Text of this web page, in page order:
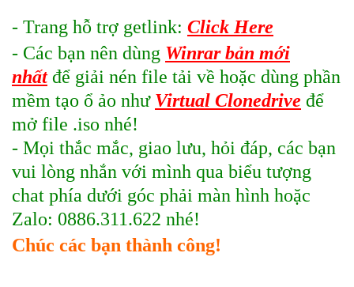
- Trang hỗ trợ getlink: Click Here
- Các bạn nên dùng Winrar bản mới
nhấtđể giải nén file tải về hoặc dùng phần
mềm tạo ổ ảo như Virtual Clonedrive để
mở file .iso nhé!
- Mọi thắc mắc, giao lưu, hỏi đáp, các bạn
vui lòng nhắn với mình qua biểu tượng
chat phía dưới góc phải màn hình hoặc
Zalo: 0886.311.622 nhé!
Chúc các bạn thành công!